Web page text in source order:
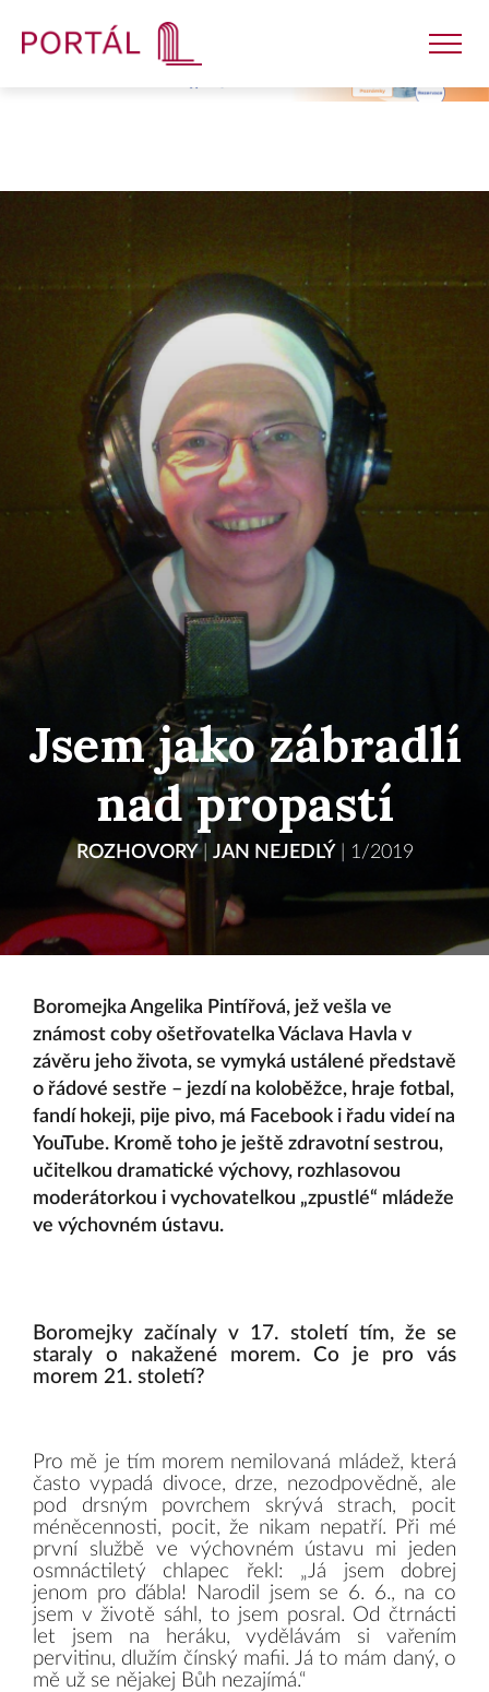
Semináře
Jsem jako zábradlí
nad propastí
ROZHOVORY| JAN NEJEDLÝ| 1/2019
Boromejka Angelika Pintířová, jež vešla ve
známost coby ošetřovatelka Václava Havla v
závěru jeho života, se vymyká ustálené představě
o řádové sestře – jezdí na koloběžce, hraje fotbal,
fandí hokeji, pije pivo, má Facebook i řadu videí na
YouTube. Kromě toho je ještě zdravotní sestrou,
učitelkou dramatické výchovy, rozhlasovou
moderátorkou i vychovatelkou „zpustlé“ mládeže
ve výchovném ústavu.
Boromejky začínaly v 17. století tím, že se
staraly o nakažené morem. Co je pro vás
morem 21. století?
Pro mě je tím morem nemilovaná mládež, která
často vypadá divoce, drze, nezodpovědně, ale
pod drsným povrchem skrývá strach, pocit
méněcennosti, pocit, že nikam nepatří. Při mé
první službě ve výchovném ústavu mi jeden
osmnáctiletý chlapec řekl: „Já jsem dobrej
jenom pro ďábla! Narodil jsem se 6. 6., na co
jsem v životě sáhl, to jsem posral. Od čtrnácti
let jsem na heráku, vydělávám si vařením
pervitinu, dlužím čínský mafii. Já to mám daný, o
mě už se nějakej Bůh nezajímá.“